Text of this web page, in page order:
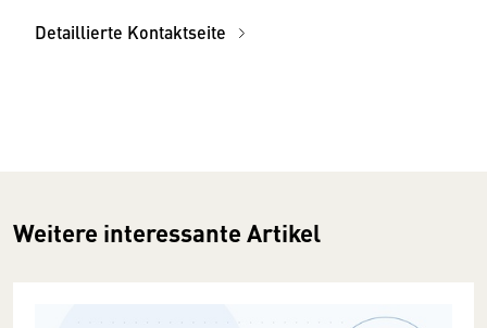
Detaillierte Kontaktseite
Weitere interessante Artikel